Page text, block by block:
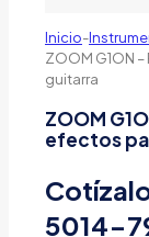
Inicio-
ZOOM G1ON
guitarra
ZOOM
efectos
5014-